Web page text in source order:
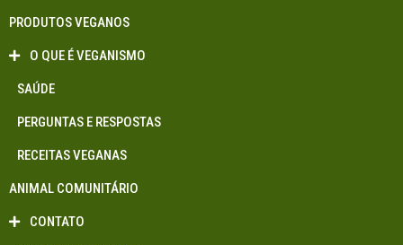
PRODUTOS VEGANOS
O QUE É VEGANISMO
SAÚDE
PERGUNTAS E RESPOSTAS
RECEITAS VEGANAS
ANIMAL COMUNITÁRIO
CONTATO